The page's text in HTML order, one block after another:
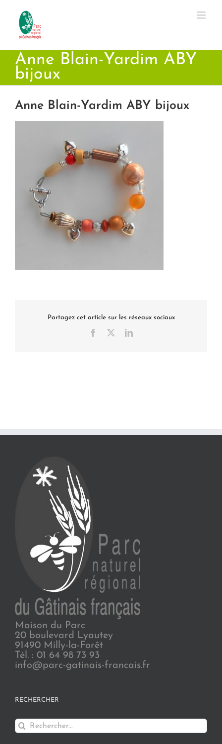
contenu
Anne Blain-Yardim ABY
bijoux
Anne Blain-Yardim ABY bijoux
Partagez cet article sur les réseaux sociaux
Facebook LinkedIn
Maison du Parc
20 boulevard Lyautey
91490 Milly-la-Forêt
Tél. : 01 64 98 73 93
info@parc-gatinais-francais.fr
RECHERCHER
Rechercher: